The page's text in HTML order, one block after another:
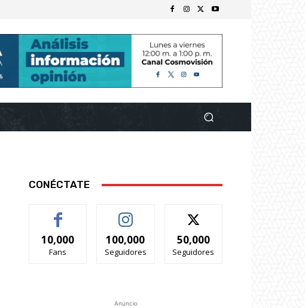
CONÉCTATE
10,000
Fans
100,000
Seguidores
50,000
Seguidores
Anuncio